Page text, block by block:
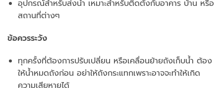
อุปกรณ์สำหรับส่งน้ำ เหมาะสำหรับติดตั้งกับอาคาร บ้าน หรือ
สถานที่ต่างๆ
ข้อควรระวัง
ทุกครั้งที่ต้องการปรับเปลี่ยน หรือเคลื่อนย้ายถังเก็บน้ำ ต้อง
ให้น้ำหมดถังก่อน อย่าให้ถังกระแทกเพราะอาจจะทำให้เกิด
ความเสียหายได้